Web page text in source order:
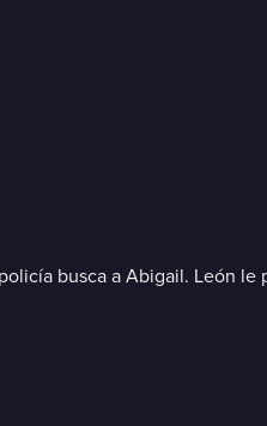
busca a Abigail. León le